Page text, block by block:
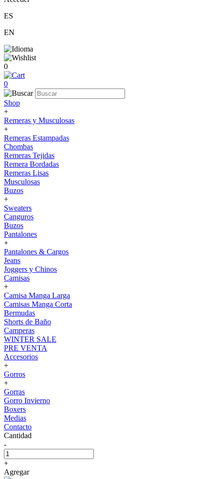
ES
EN
0
0
Shop
+
Remeras y Musculosas
+
Remeras Estampadas
Chombas
Remeras Tejidas
Remera Bordadas
Remeras Lisas
Musculosas
Buzos
+
Sweaters
Canguros
Buzos
Pantalones
+
Pantalones & Cargos
Jeans
Joggers y Chinos
Camisas
+
Camisa Manga Larga
Camisas Manga Corta
Bermudas
Shorts de Baño
Camperas
WINTER SALE
PRE VENTA
Accesorios
+
Gorros
+
Gorras
Gorro Invierno
Boxers
Medias
Contacto
Cantidad
-
+
Agregar